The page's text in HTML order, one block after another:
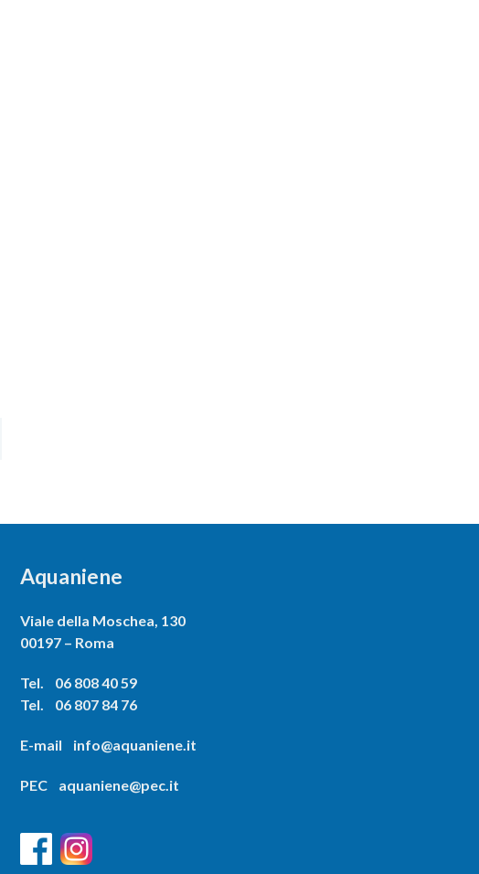
Aquaniene
Viale della Moschea, 130
00197 – Roma
Tel. 06 808 40 59
Tel. 06 807 84 76
E-mail info@aquaniene.it
PEC aquaniene@pec.it